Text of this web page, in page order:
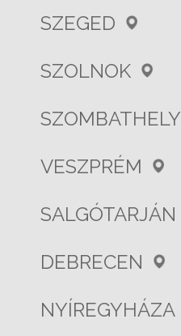
SZEGED
SZOLNOK
SZOMBATHELY
VESZPRÉM
SALGÓTARJÁN
DEBRECEN
NYÍREGYHÁZA